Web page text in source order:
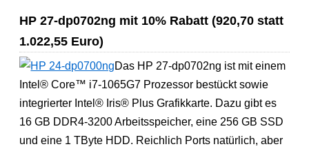
HP 27-dp0702ng mit 10% Rabatt (920,70 statt
1.022,55 Euro)
Das HP 27-dp0702ng ist mit einem
Intel® Core™ i7-1065G7 Prozessor bestückt sowie
integrierter Intel® Iris® Plus Grafikkarte. Dazu gibt es
16 GB DDR4-3200 Arbeitsspeicher, eine 256 GB SSD
und eine 1 TByte HDD. Reichlich Ports natürlich, aber